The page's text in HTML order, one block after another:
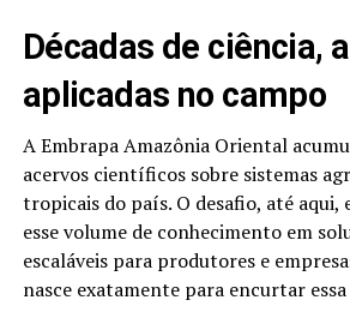
Décadas de ciência,
aplicadas no campo
A Embrapa Amazônia Oriental
acervos científicos sobre sistemas
tropicais do país. O desafio, até
esse volume de conhecimento em
escaláveis para produtores e
nasce exatamente para encurtar